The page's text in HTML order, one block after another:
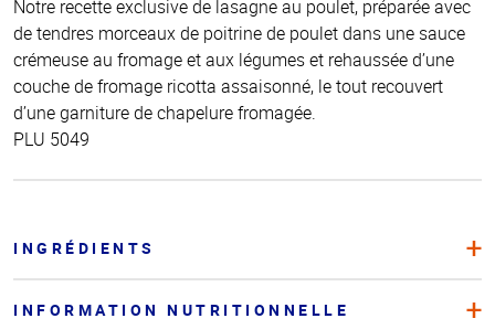
Notre recette exclusive de lasagne au poulet, préparée avec
de tendres morceaux de poitrine de poulet dans une sauce
crémeuse au fromage et aux légumes et rehaussée d’une
couche de fromage ricotta assaisonné, le tout recouvert
d’une garniture de chapelure fromagée.
PLU 5049
INGRÉDIENTS
INFORMATION NUTRITIONNELLE